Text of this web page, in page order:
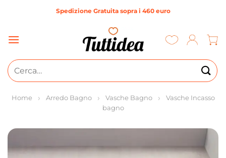
Spedizione Gratuita sopra i 460 euro
Cerca:
Home Arredo Bagno Vasche Bagno
Vasche Incasso
bagno